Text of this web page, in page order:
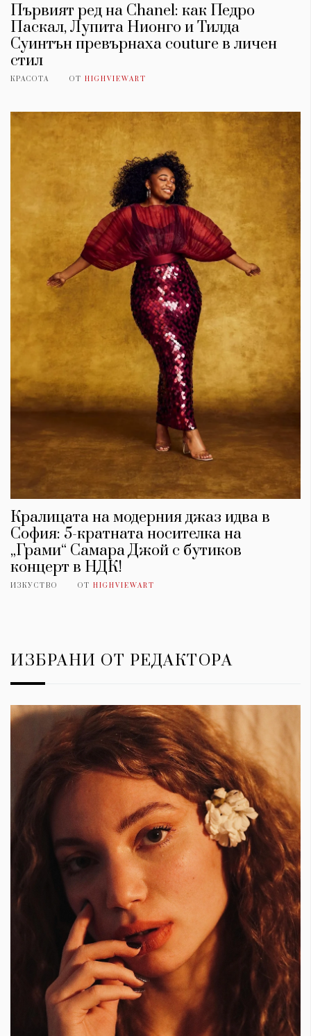
Първият ред на Chanel: как Педро
Паскал, Лупита Нионго и Тилда
Суинтън превърнаха couture в личен
стил
КРАСОТА ОТ HIGHVIEWART
Кралицата на модерния джаз идва в
София: 5-кратната носителка на
„Грами“ Самара Джой с бутиков
концерт в НДК!
ИЗКУСТВО ОТ HIGHVIEWART
ИЗБРАНИ ОТ РЕДАКТОРА
Wine&Dine
Подкасти
Мода
Изкуство
Красота
Цветно
Пътувай
Wellness
Условия за
ползване
Политика за
поверителност
ModerenDom
Facebook Instagram Twitter
Pinterest
YouTube
Spotify Soundcloud
Ако нашият сайт ви харесва, можете да се абонирате за
седмичния ни нюзлетър тук:
© 2026, HighViewArt | Всички права запазени